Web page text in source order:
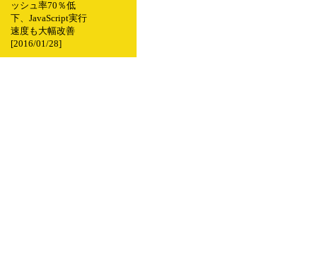
ッシュ率70％低
下、JavaScript実行
速度も大幅改善
[2016/01/28]